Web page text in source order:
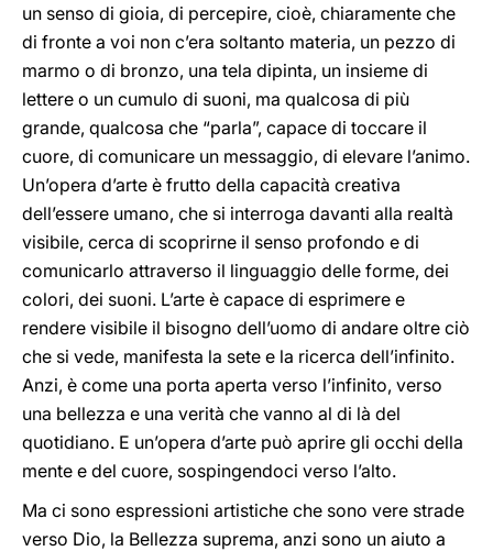
un senso di gioia, di percepire, cioè, chiaramente che
di fronte a voi non c’era soltanto materia, un pezzo di
marmo o di bronzo, una tela dipinta, un insieme di
lettere o un cumulo di suoni, ma qualcosa di più
grande, qualcosa che “parla”, capace di toccare il
cuore, di comunicare un messaggio, di elevare l’animo.
Un’opera d’arte è frutto della capacità creativa
dell’essere umano, che si interroga davanti alla realtà
visibile, cerca di scoprirne il senso profondo e di
comunicarlo attraverso il linguaggio delle forme, dei
colori, dei suoni. L’arte è capace di esprimere e
rendere visibile il bisogno dell’uomo di andare oltre ciò
che si vede, manifesta la sete e la ricerca dell’infinito.
Anzi, è come una porta aperta verso l’infinito, verso
una bellezza e una verità che vanno al di là del
quotidiano. E un’opera d’arte può aprire gli occhi della
mente e del cuore, sospingendoci verso l’alto.
Ma ci sono espressioni artistiche che sono vere strade
verso Dio, la Bellezza suprema, anzi sono un aiuto a